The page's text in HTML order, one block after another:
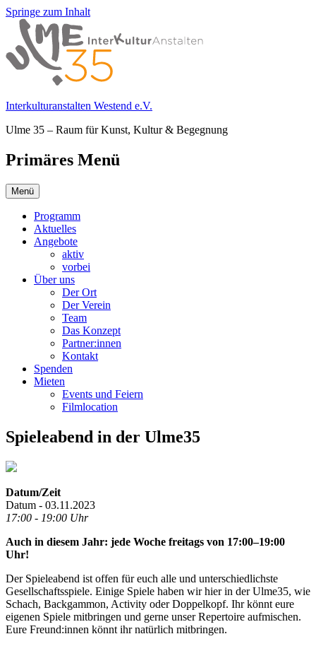
Springe zum Inhalt
Interkulturanstalten Westend e.V.
Ulme 35 – Raum für Kunst, Kultur & Begegnung
Primäres Menü
Menü
Programm
Aktuelles
Angebote
aktiv
vorbei
Über uns
Der Ort
Der Verein
Team
Das Konzept
Partner:innen
Kontakt
Spenden
Mieten
Events und Feiern
Filmlocation
Spieleabend in der Ulme35
Datum/Zeit
Datum - 03.11.2023
17:00 - 19:00 Uhr
Auch in diesem Jahr: jede Woche freitags von 17:00–19:00
Uhr!
Der Spieleabend ist offen für euch alle und unterschiedlichste
Gesellschaftsspiele. Einige Spiele haben wir hier in der Ulme35, wie
Schach, Backgammon, Activity oder Doppelkopf. Ihr könnt eure
eigenen Spiele mitbringen und gerne unser Repertoire aufmischen.
Eure Freund:innen könnt ihr natürlich mitbringen.